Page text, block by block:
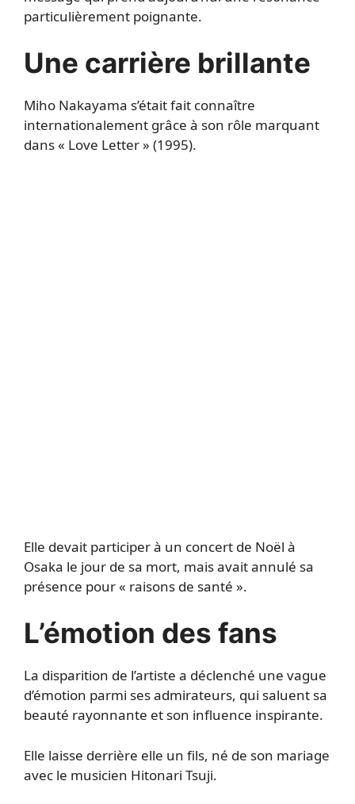
particulièrement poignante.
Une carrière brillante
Miho Nakayama s’était fait connaître
internationalement grâce à son rôle marquant
dans « Love Letter » (1995).
Elle devait participer à un concert de Noël à
Osaka le jour de sa mort, mais avait annulé sa
présence pour « raisons de santé ».
L’émotion des fans
La disparition de l’artiste a déclenché une vague
d’émotion parmi ses admirateurs, qui saluent sa
beauté rayonnante et son influence inspirante.
Elle laisse derrière elle un fils, né de son mariage
avec le musicien Hitonari Tsuji.